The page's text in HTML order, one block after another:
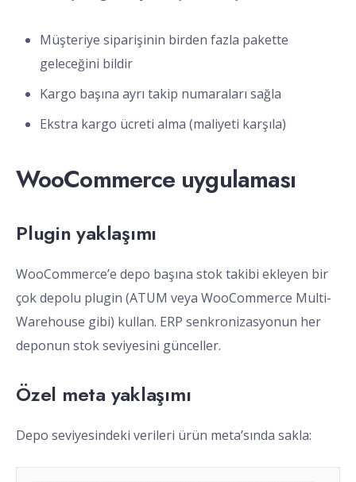
Müşteriye siparişinin birden fazla pakette
geleceğini bildir
Kargo başına ayrı takip numaraları sağla
Ekstra kargo ücreti alma (maliyeti karşıla)
WooCommerce uygulaması
Plugin yaklaşımı
WooCommerce’e depo başına stok takibi ekleyen bir
çok depolu plugin (ATUM veya WooCommerce Multi-
Warehouse gibi) kullan. ERP senkronizasyonun her
deponun stok seviyesini günceller.
Özel meta yaklaşımı
Depo seviyesindeki verileri ürün meta’sında sakla: